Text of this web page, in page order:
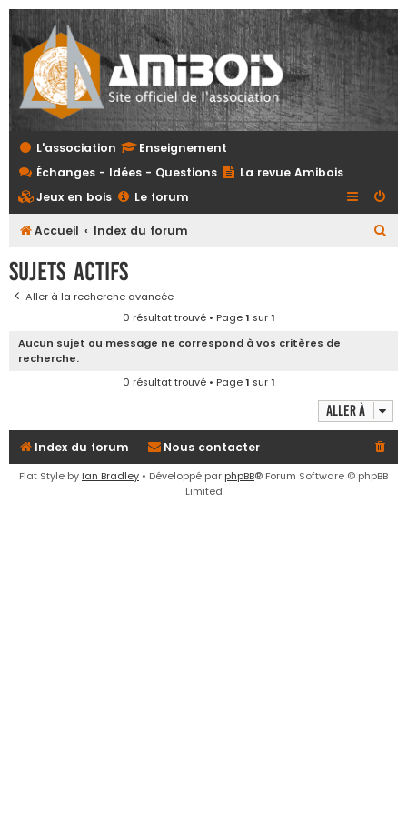
L'association
Enseignement
Échanges - Idées - Questions
La revue Amibois
Jeux en bois
Le forum
Accueil Index du forum
e
Sujets actifs
Aller à la recherche avancée
0 résultat trouvé • Page1 sur1
Aucun sujet ou message ne correspond à vos critères de
recherche.
0 résultat trouvé • Page1 sur1
Aller à
Index du forum Nous contacter
Flat Style by Ian Bradley • Développé par phpBB® Forum Software © phpBB
Limited